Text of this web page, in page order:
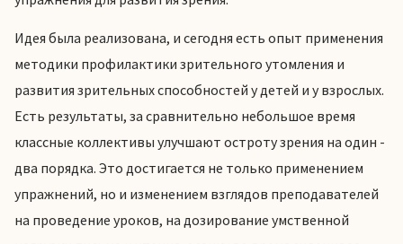
Идея была реализована, и сегодня есть опыт применения
методики профилактики зрительного утомления и
развития зрительных способностей у детей и у взрослых.
Есть результаты, за сравнительно небольшое время
классные коллективы улучшают остроту зрения на один -
два порядка. Это достигается не только применением
упражнений, но и изменением взглядов преподавателей
на проведение уроков, на дозирование умственной